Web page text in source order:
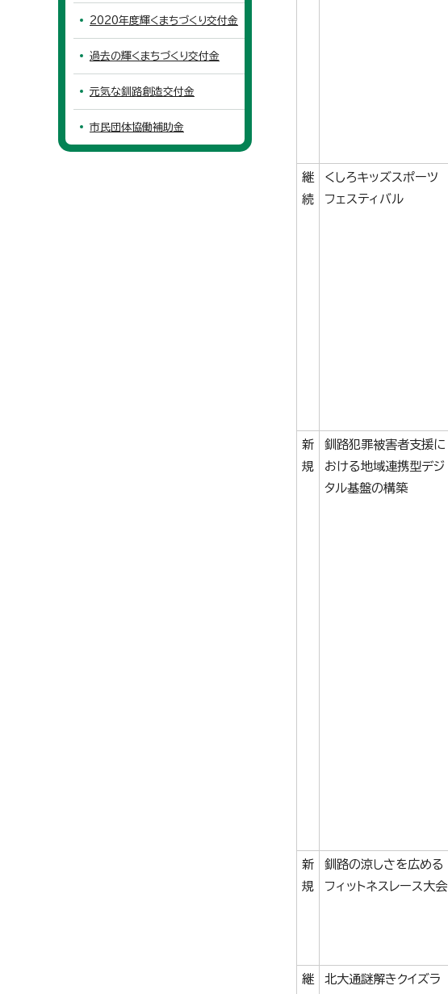
継
続
くしろキッズスポーツ
フェスティバル
新
規
釧路犯罪被害者支援に
おける地域連携型デジ
タル基盤の構築
新
規
釧路の涼しさを広める
フィットネスレース大会
継 北大通謎解きクイズラ
2020年度輝くまちづくり交付金
過去の輝くまちづくり交付金
元気な釧路創造交付金
市民団体協働補助金